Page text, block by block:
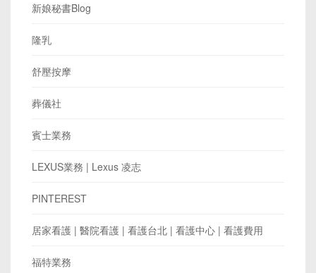
新娘秘書Blog
隆乳
舒壓按摩
葬儀社
賓士業務
LEXUS業務 | Lexus 凌志
PINTEREST
居家看護 | 醫院看護 | 看護台北 | 看護中心 | 看護費用
福特業務